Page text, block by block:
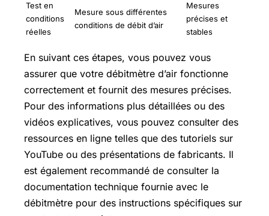
Test en
conditions
réelles
Mesure sous différentes
conditions de débit d’air
Mesures
précises et
stables
En suivant ces étapes, vous pouvez vous
assurer que votre débitmètre d’air fonctionne
correctement et fournit des mesures précises.
Pour des informations plus détaillées ou des
vidéos explicatives, vous pouvez consulter des
ressources en ligne telles que des tutoriels sur
YouTube ou des présentations de fabricants. Il
est également recommandé de consulter la
documentation technique fournie avec le
débitmètre pour des instructions spécifiques sur